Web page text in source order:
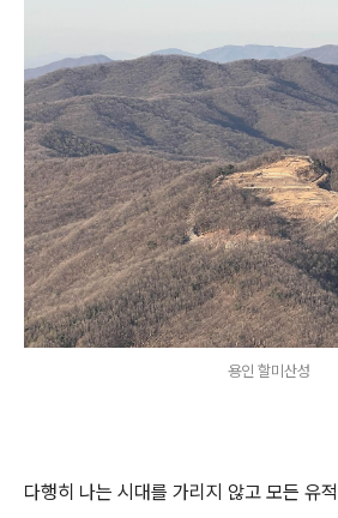
용인 할미산성
다행히 나는 시대를 가리지 않고 모든 유